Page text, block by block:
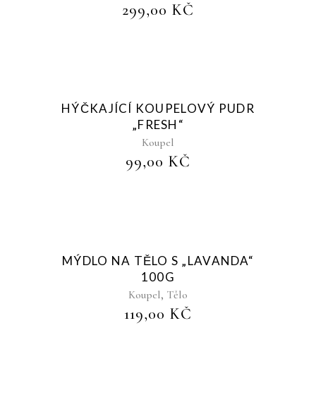
299,00 KČ
Sold
HÝČKAJÍCÍ KOUPELOVÝ PUDR
„FRESH“
Koupel
99,00 KČ
Sold
MÝDLO NA TĚLO S „LAVANDA“
100G
Koupel, Tělo
119,00 KČ